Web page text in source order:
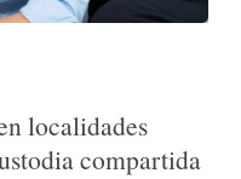
localidades
compartida